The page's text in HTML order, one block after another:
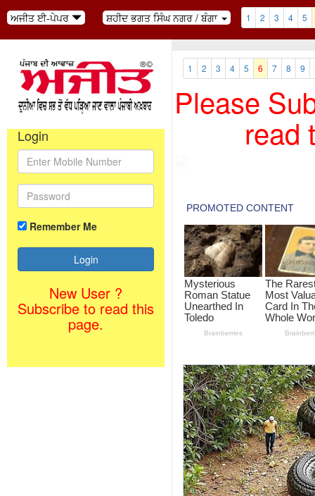
ਅਜੀਤ ਈ-ਪੇਪਰ ਸ਼ਹੀਦ ਭਗਤ ਸਿੰਘ ਨਗਰ / ਬੰਗਾ 1 2 3 4 5
Login
Remember Me
New User ?
Subscribe to read this
page.
1 2 3 4 5 6 7 8 9
Please
read